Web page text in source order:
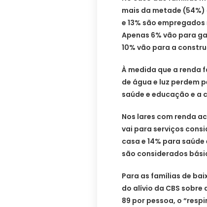
mais da metade
e 13% são
Apenas 6% vão para
10% vão para a
À medida que a renda
de água e luz perdem
saúde e educação e a
Nos lares com renda
vai para serviços
casa e 14% para
são considerados
Para as famílias de
do alívio da CBS sobre
89 por pessoa, o